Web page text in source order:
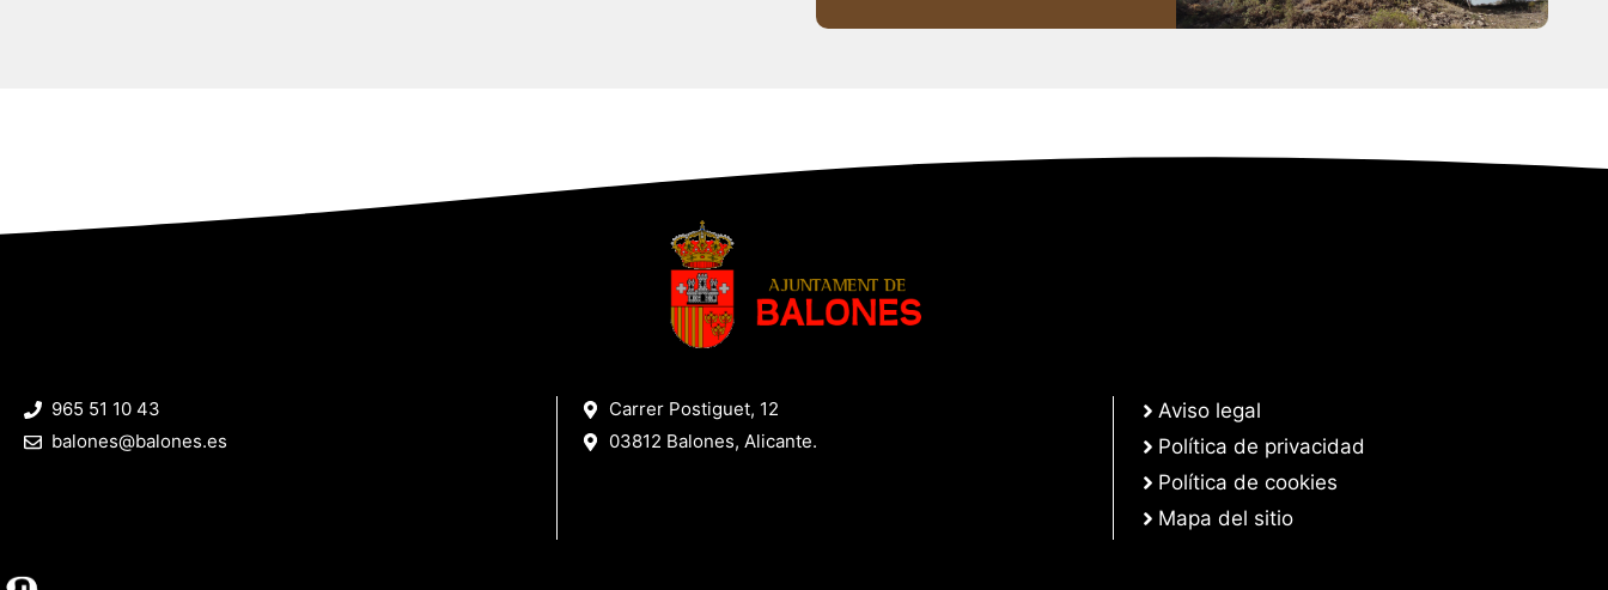
965 51 10 43
balones@balones.es
Carrer Postiguet, 12
03812 Balones, Alicante.
Aviso legal
Política de privacidad
Política de cookies
Mapa del sitio